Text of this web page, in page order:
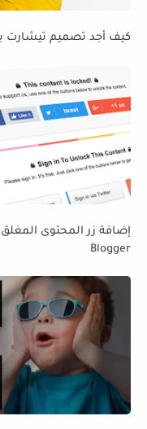
كيف أجد تصميم تيشارت
Blogger